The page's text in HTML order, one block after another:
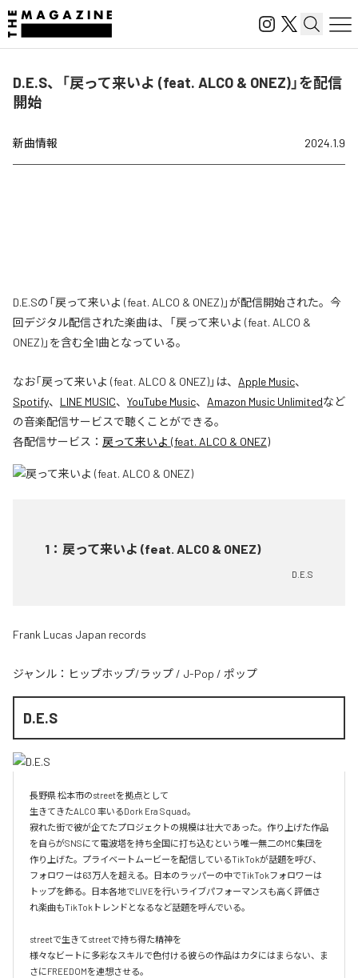
D.E.S、「戻って来いよ (feat. ALCO & ONEZ)」を配信
開始
新曲情報 2024.1.9
D.E.Sの「戻って来いよ (feat. ALCO & ONEZ)」が配信開始された。今
回デジタル配信された楽曲は、「戻って来いよ (feat. ALCO &
ONEZ)」を含む全1曲となっている。
なお「戻って来いよ (feat. ALCO & ONEZ)」は、 Apple Music、
Spotify、 LINE MUSIC、 YouTube Music、 Amazon Music Unlimitedなど
の音楽配信サービスで聴くことができる。
各配信サービス： 戻って来いよ (feat. ALCO & ONEZ)
1 ： 戻って来いよ (feat. ALCO & ONEZ)
D.E.S
Frank Lucas Japan records
ジャンル： ヒップホップ/ラップ / J-Pop / ポップ
D.E.S
長野県 松本市のstreetを拠点として
生きてきたALCO 率いるDork Era Squad。
寂れた街で彼が企てたプロジェクトの規模は壮大であった。作り上げた作品
を自らがSNSにて電波塔を持ち全国に打ち込むという唯一無二のMC集団を
作り上げた。プライベートムービーを配信しているTikTokが話題を呼び、
フォロワーは63万人を超える。日本のラッパーの中でTikTokフォロワーは
トップを飾る。日本各地でLIVEを行いライブパフォーマンスも高く評価さ
れ楽曲もTikTokトレンドとなるなど話題を呼んでいる。
streetで生きてstreetで持ち得た精神を
様々なビートに多彩なスキルで色付ける彼らの作品はカタにはまらない、ま
さにFREEDOMを連想させる。